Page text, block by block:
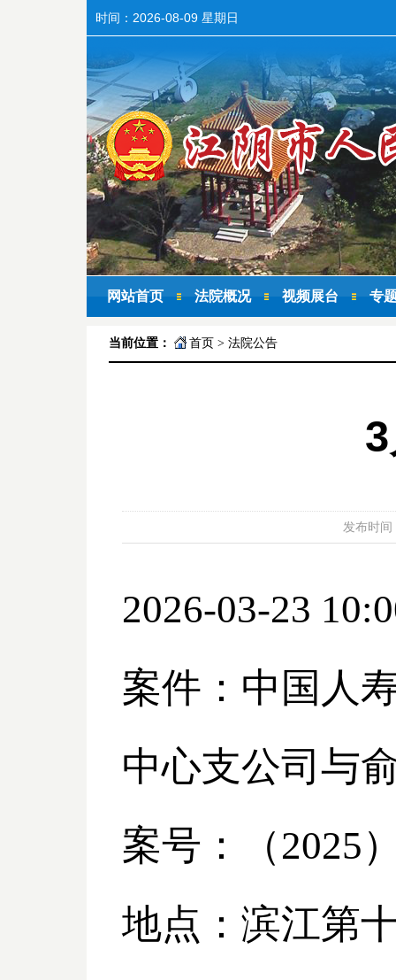
时间： 2026-08-09 星期日
网站首页 法院概况 视频展台 专
当前位置： 首页 > 法院公告
发布时
2026-03-23
案件：中国人
中心支公司与
案号：（2025
地点：滨江第